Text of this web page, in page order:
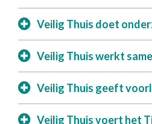
Veilig Thuis doet
Veilig Thuis werkt
Veilig Thuis geeft
Veilig Thuis voert het